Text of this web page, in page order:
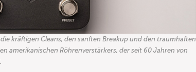
kräftigen Cleans, den sanften Breakup und den traumhaften
amerikanischen Röhrenverstärkers, der seit 60 Jahren von